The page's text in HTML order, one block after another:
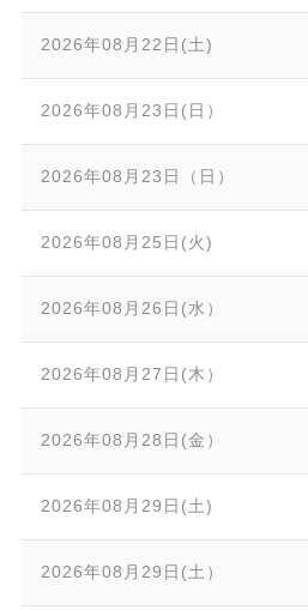
2026年08月22日(土)
2026年08月23日(日）
2026年08月23日（日）
2026年08月25日(火)
2026年08月26日(水）
2026年08月27日(木）
2026年08月28日(金）
2026年08月29日(土)
2026年08月29日(土）